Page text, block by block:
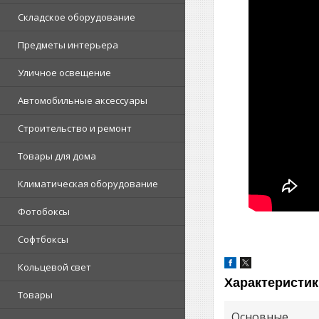
Складское оборудование
Предметы интерьера
Уличное освещение
Автомобильные аксессуары
Строительство и ремонт
Товары для дома
Климатическая оборудование
Фотобоксы
Софтбоксы
Кольцевой свет
Товары